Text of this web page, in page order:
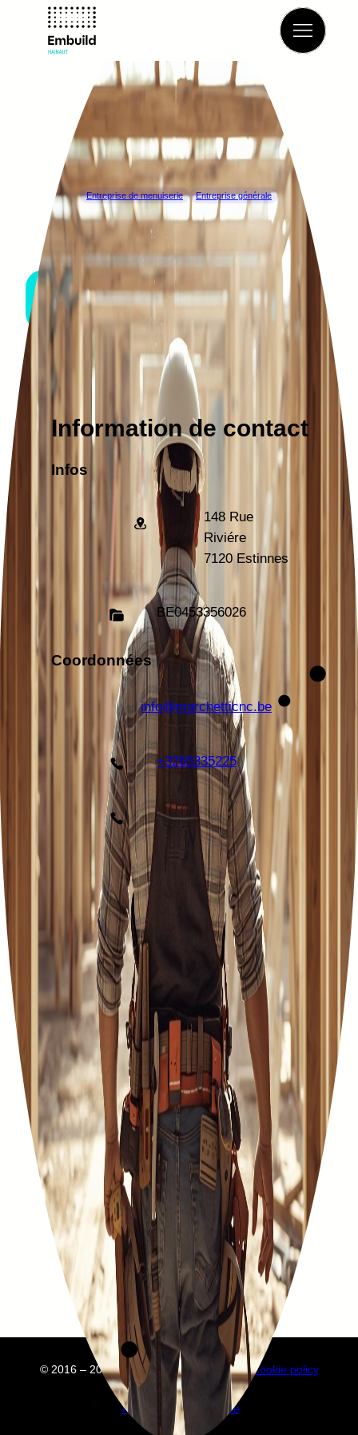
Retour à l’annuaire
Entreprise de menuiserie Entreprise générale
MARCHETTI
ESTINNES
Information de contact
Infos
148 Rue
Riviére
7120 Estinnes
BE0453356026
Coordonnées
info@marchetticnc.be
+3265335225
© 2016 – 2025 Embuild À propos de nous Cookie policy
Privacy policy Annuaire